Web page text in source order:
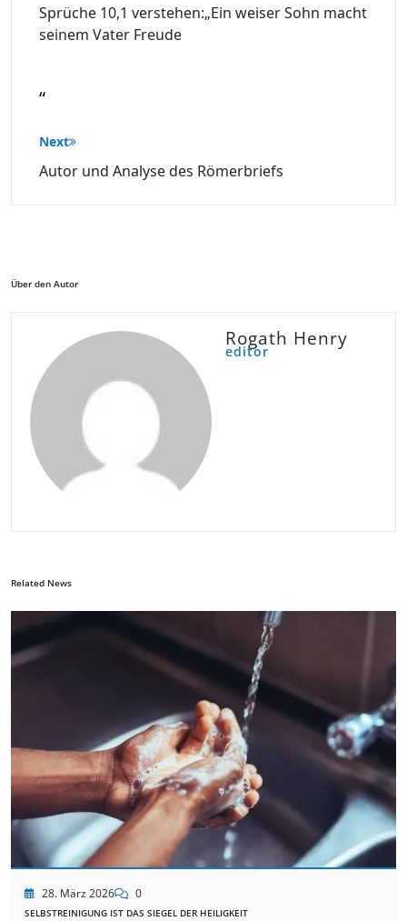
Sprüche 10,1 verstehen:„Ein weiser Sohn macht
seinem Vater Freude
“
Next
Autor und Analyse des Römerbriefs
Über den Autor
Rogath Henry
editor
Related News
28. März 2026 0
SELBSTREINIGUNG IST DAS SIEGEL DER HEILIGKEIT